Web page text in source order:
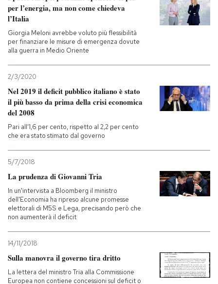
SHOP
CALENDARIO
AREA PERSONALE
Entra
per l’energia, ma non come chiedeva
l’Italia
Giorgia Meloni avrebbe voluto più flessibilità
per finanziare le misure di emergenza dovute
alla guerra in Medio Oriente
2/3/2020
Nel 2019 il deficit pubblico italiano è stato
il più basso da prima della crisi economica
del 2008
Pari all'1,6 per cento, rispetto al 2,2 per cento
che era stato stimato dal governo
5/7/2018
La prudenza di Giovanni Tria
In un'intervista a Bloomberg il ministro
dell'Economia ha ripreso alcune promesse
elettorali di M5S e Lega, precisando però che
non aumenterà il deficit
14/11/2018
Sulla manovra il governo tira dritto
La lettera del ministro Tria alla Commissione
Europea non contiene concessioni sul deficit o